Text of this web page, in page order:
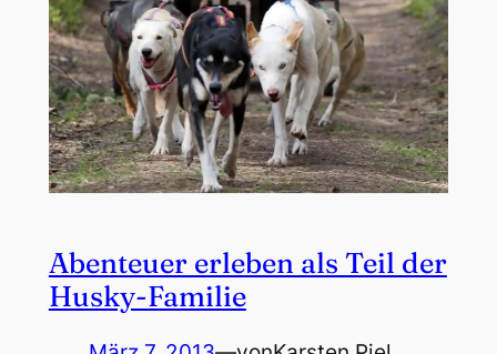
Abenteuer erleben als Teil der
Husky-Familie